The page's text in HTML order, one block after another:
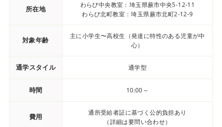
所在地
わらび中央教室：埼玉県蕨市中央5-12-11
わらび北町教室：埼玉県蕨市北町2-12-9
対象年齢
主に小学生〜高校生（発達に特性のある児童が中
心）
通学スタイル 通学型
時間 10:00～
費用
通所受給者証に基づく公的負担あり
（詳細は要問い合わせ）